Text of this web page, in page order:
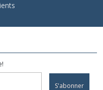
S'abonner